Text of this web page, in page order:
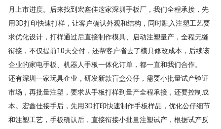
月上市进度。后来找到宏鑫佳这家深圳手板厂，我们全程承接，先
用3D打印快速打样，让客户确认外观和结构，同时融入注塑工艺要
求优化设计，打样通过后直接制作模具、启动注塑量产，全程无缝
衔接，不仅提前10天交付，还帮客户省去了模具修改成本，后续该
企业的家电手板、机器人手板一体化订单，都一直和我们合作。
还有深圳一家玩具企业，研发新款盲盒公仔，需要小批量试产验证
市场，再批量注塑，要求从手板打样到量产全程承接，还要控制成
本。宏鑫佳接手后，先用3D打印快速制作手板样品，优化公仔细节
和注塑工艺，手板确认后，直接衔接小批量注塑试产，根据试产反